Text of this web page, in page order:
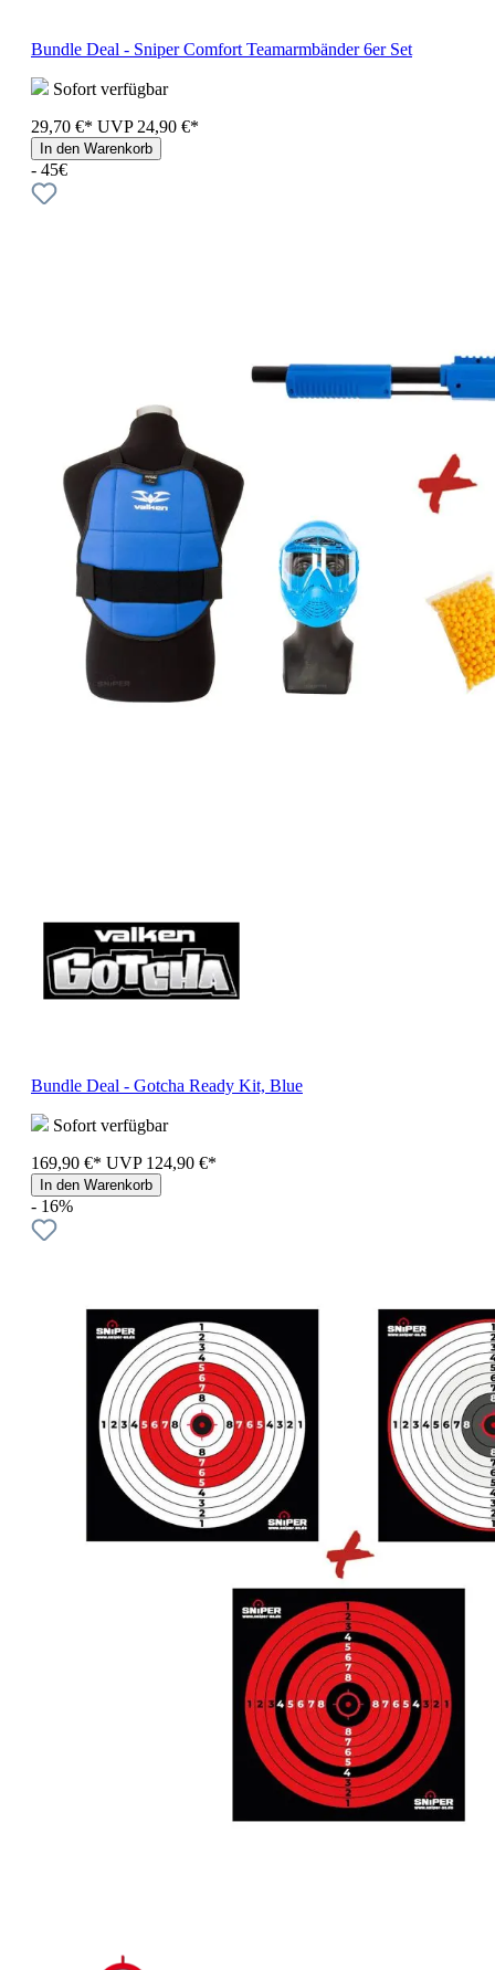
Bundle Deal - Sniper Comfort Teamarmbänder 6er Set
Sofort verfügbar
29,70 €* UVP 24,90 €*
In den Warenkorb
- 45€
Bundle Deal - Gotcha Ready Kit, Blue
Sofort verfügbar
169,90 €* UVP 124,90 €*
In den Warenkorb
- 16%